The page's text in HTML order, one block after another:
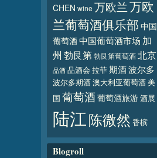
CHEN wine万欧兰万欧
兰葡萄酒俱乐部中国
葡萄酒中国葡萄酒市场 加
州 勃艮第勃艮第葡萄酒北京
品酒品酒会 拉菲期酒波尔多
波尔多期酒澳大利亚葡萄酒美
国 葡萄酒葡萄酒旅游酒展
陆江陈微然 香槟
Blogroll